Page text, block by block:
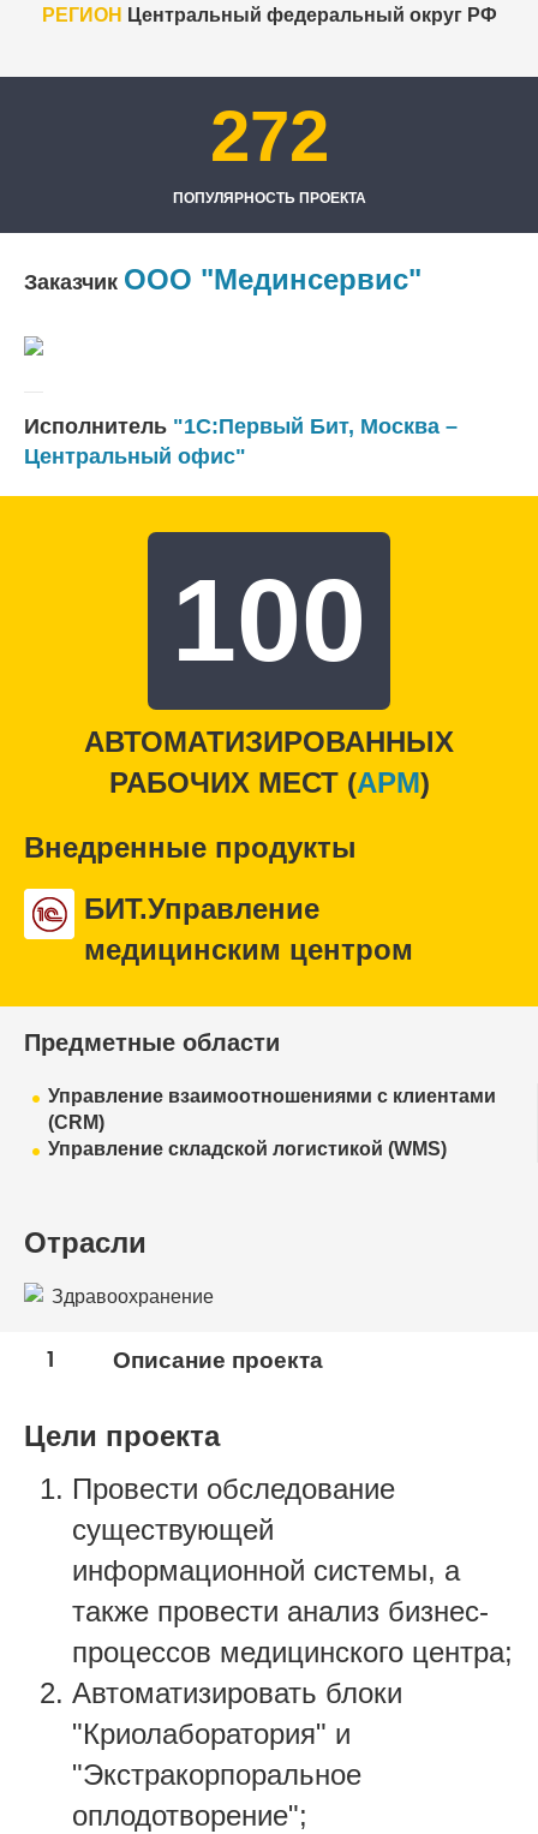
РЕГИОН Центральный федеральный округ РФ
272
ПОПУЛЯРНОСТЬ ПРОЕКТА
Заказчик ООО "Мединсервис"
Исполнитель "1С:Первый Бит, Москва –
Центральный офис"
100
АВТОМАТИЗИРОВАННЫХ
РАБОЧИХ МЕСТ (APM)
Внедренные продукты
БИТ.Управление
медицинским центром
Предметные области
Управление взаимоотношениями с клиентами
(CRM)
Управление складской логистикой (WMS)
Отрасли
Здравоохранение
1 Описание проекта
Цели проекта
Провести обследование
существующей
информационной системы, а
также провести анализ бизнес-
процессов медицинского центра;
Автоматизировать блоки
"Криолаборатория" и
"Экстракорпоральное
оплодотворение";